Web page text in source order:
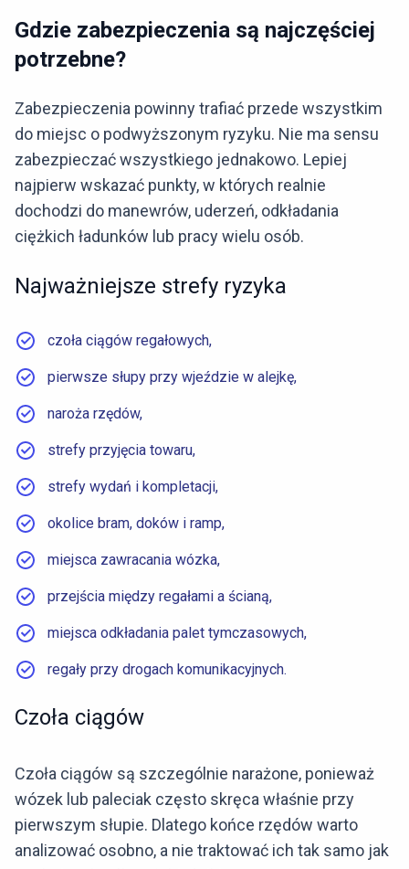
Gdzie zabezpieczenia są najczęściej
potrzebne?
Zabezpieczenia powinny trafiać przede wszystkim
do miejsc o podwyższonym ryzyku. Nie ma sensu
zabezpieczać wszystkiego jednakowo. Lepiej
najpierw wskazać punkty, w których realnie
dochodzi do manewrów, uderzeń, odkładania
ciężkich ładunków lub pracy wielu osób.
Najważniejsze strefy ryzyka
czoła ciągów regałowych,
pierwsze słupy przy wjeździe w alejkę,
naroża rzędów,
strefy przyjęcia towaru,
strefy wydań i kompletacji,
okolice bram, doków i ramp,
miejsca zawracania wózka,
przejścia między regałami a ścianą,
miejsca odkładania palet tymczasowych,
regały przy drogach komunikacyjnych.
Czoła ciągów
Czoła ciągów są szczególnie narażone, ponieważ
wózek lub paleciak często skręca właśnie przy
pierwszym słupie. Dlatego końce rzędów warto
analizować osobno, a nie traktować ich tak samo jak